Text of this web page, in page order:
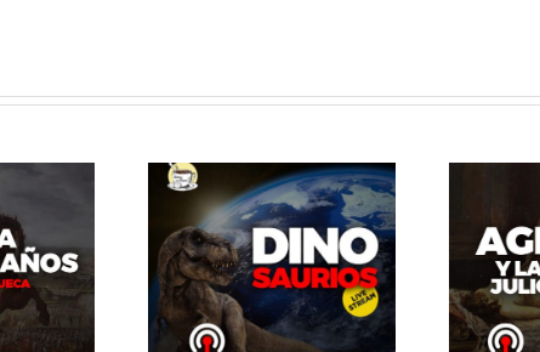
del
El Abrazo del
Oso. Agripina y
la dinastia
julio-claudia